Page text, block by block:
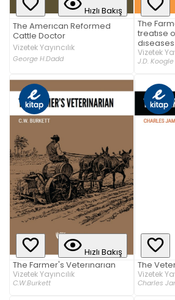
Hızlı Bakış
The Amerıcan Reformed
Cattle Doctor
Vizetek Yayıncılık
George H.Dadd
The
treatıse
Vizetek
J.D. Koogle
Hızlı Bakış
The Farmer's Veterınarıan
Vizetek Yayıncılık
C.W.Burkett
The
Vizetek
Charles